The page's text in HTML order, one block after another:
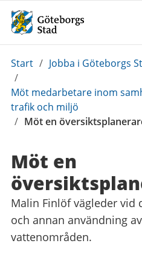
Du
är
här:
Start / Jobba i Göteborgs
/
Möt medarbetare inom
trafik och miljö
/ Möt en
Möt en
Malin Finlöf vägleder vid
och annan användning
vattenområden.